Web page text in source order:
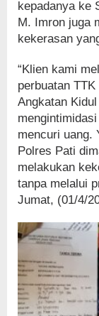
kepadanya ke
M. Imron juga
kekerasan
“Klien kami
perbuatan
Angkatan
mencuri uang.
Polres Pati
melakukan
tanpa melalui
Jumat, (01/4/